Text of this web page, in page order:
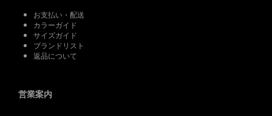
お支払い・配送
カラーガイド
サイズガイド
ブランドリスト
返品について
営業案内